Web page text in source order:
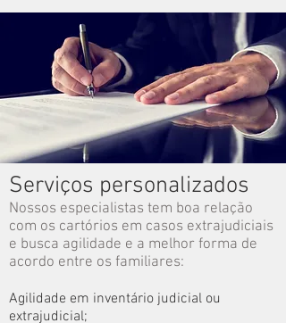
Serviços personalizados
Nossos especialistas tem boa relação
com os cartórios em casos extrajudiciais
e busca agilidade e a melhor forma de
acordo entre os familiares:
Agilidade em inventário judicial ou
extrajudicial;